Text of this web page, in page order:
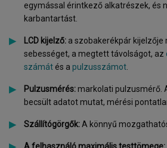
egymással érintkező alkatrészek, és
karbantartást.
LCD kijelző: a szobakerékpár
sebességet, a megtett távolságot, az
számát és a pulzusszámot
Pulzusmérés:markolati pulzusmérő.
becsült adatot mutat, mérési
Szállítógörgők:A könnyű